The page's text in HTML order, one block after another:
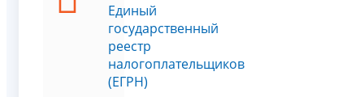
Единый
государственный
реестр
налогоплательщиков
(ЕГРН)